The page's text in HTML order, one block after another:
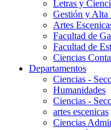
Letras y
Gestión y Alta
Artes
Facultad de
Facultad de
Ciencias
Departamentos
Ciencias -
Humanidades
Ciencias -
artes escenicas
Ciencias